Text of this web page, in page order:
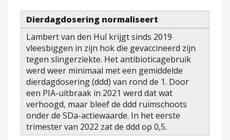
Dierdagdosering normaliseert
Lambert van den Hul krijgt sinds 2019
vleesbiggen in zijn hok die gevaccineerd zijn
tegen slingerziekte. Het antibioticagebruik
werd weer minimaal met een gemiddelde
dierdagdosering (ddd) van rond de 1. Door
een PIA-uitbraak in 2021 werd dat wat
verhoogd, maar bleef de ddd ruimschoots
onder de SDa-actiewaarde. In het eerste
trimester van 2022 zat de ddd op 0,5.